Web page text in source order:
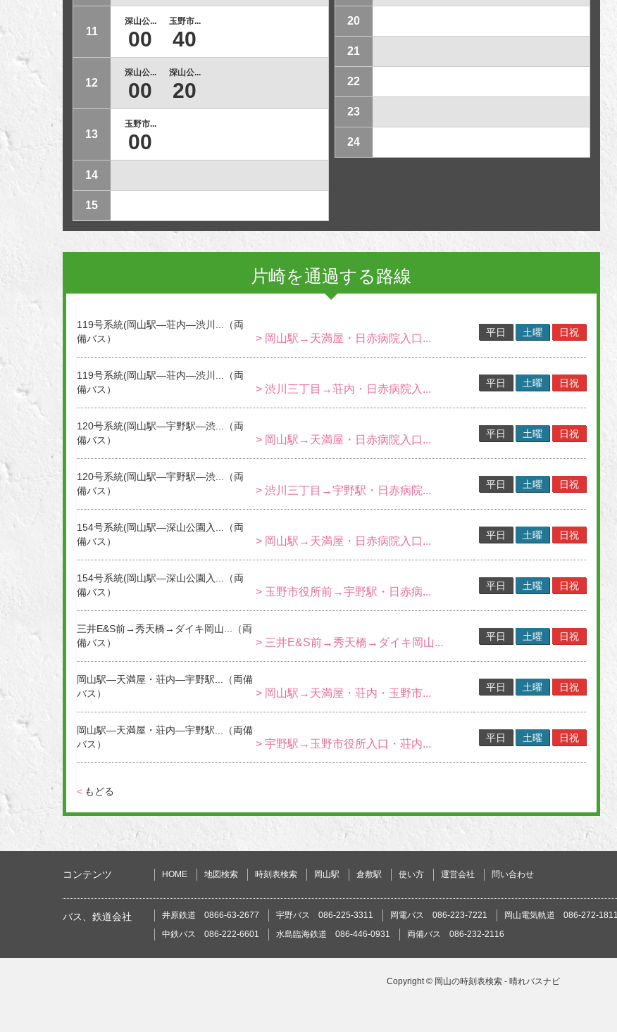
11
深山公...
00
玉野市...
40
12
深山公...
00
深山公...
20
13
玉野市...
00
14
15
20
21
22
23
24
片崎を通過する路線
119号系統(岡山駅―荘内―渋川...（両
備バス）
> 岡山駅→天満屋・日赤病院入口... 平日 土曜 日祝
119号系統(岡山駅―荘内―渋川...（両
備バス）
> 渋川三丁目→荘内・日赤病院入... 平日 土曜 日祝
120号系統(岡山駅―宇野駅―渋...（両
備バス）
> 岡山駅→天満屋・日赤病院入口... 平日 土曜 日祝
120号系統(岡山駅―宇野駅―渋...（両
備バス）
> 渋川三丁目→宇野駅・日赤病院... 平日 土曜 日祝
154号系統(岡山駅―深山公園入...（両
備バス）
> 岡山駅→天満屋・日赤病院入口... 平日 土曜 日祝
154号系統(岡山駅―深山公園入...（両
備バス）
> 玉野市役所前→宇野駅・日赤病... 平日 土曜 日祝
三井E&S前→秀天橋→ダイキ岡山...（両
備バス）
> 三井E&S前→秀天橋→ダイキ岡山... 平日 土曜 日祝
岡山駅―天満屋・荘内―宇野駅...（両備
バス）
> 岡山駅→天満屋・荘内・玉野市... 平日 土曜 日祝
岡山駅―天満屋・荘内―宇野駅...（両備
バス）
> 宇野駅→玉野市役所入口・荘内... 平日 土曜 日祝
< もどる
コンテンツ HOME 地図検索 時刻表検索 岡山駅 倉敷駅 使い方 運営会社
問い合わせ
バス、鉄道会社 井原鉄道 0866-63-2677 宇野バス 086-225-3311 岡電バス 086-223-7221 岡山電気軌道 086-272-1811
中鉄バス 086-222-6601
水島臨海鉄道 086-446-0931 両備バス 086-232-2116
Copyright © 岡山の時刻表検索 - 晴れバスナビ